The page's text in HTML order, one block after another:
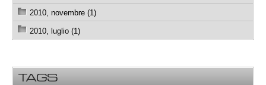
2010, novembre (1)
2010, luglio (1)
TAGS